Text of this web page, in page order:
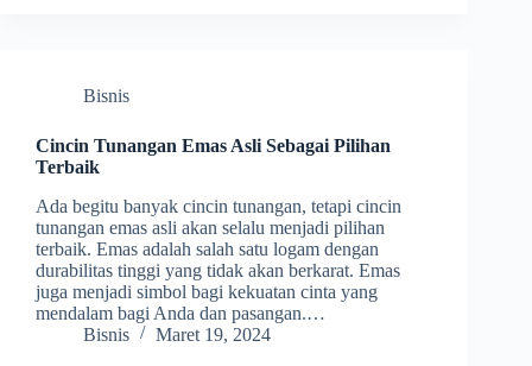
Bisnis
Cincin Tunangan Emas Asli Sebagai Pilihan
Terbaik
Ada begitu banyak cincin tunangan, tetapi cincin
tunangan emas asli akan selalu menjadi pilihan
terbaik. Emas adalah salah satu logam dengan
durabilitas tinggi yang tidak akan berkarat. Emas
juga menjadi simbol bagi kekuatan cinta yang
mendalam bagi Anda dan pasangan.…
Bisnis
Maret 19, 2024